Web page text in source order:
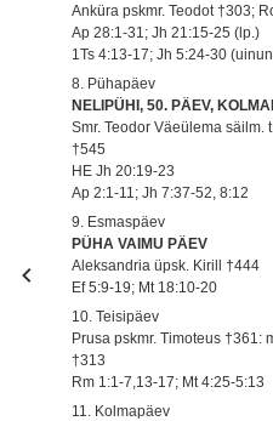
Anküra pskmr. Teodot †303;
Ap 28:1-31; Jh 21:15-25 (lp.)
1Ts 4:13-17; Jh 5:24-30
8. Pühapäev
NELIPÜHI, 50. PÄEV,
Smr. Teodor Väeülema säilm.
†545
HE Jh 20:19-23
Ap 2:1-11; Jh 7:37-52, 8:12
9. Esmaspäev
PÜHA VAIMU PÄEV
Aleksandria üpsk. Kirill †444
Ef 5:9-19; Mt 18:10-20
10. Teisipäev
Prusa pskmr. Timoteus †361:
†313
Rm 1:1-7,13-17; Mt 4:25-5:13
11. Kolmapäev